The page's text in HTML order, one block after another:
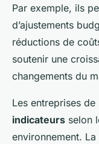
Par exemple, ils
d’ajustements
réductions de
soutenir une
changements du
Les entreprises
indicateurs selon
environnement.